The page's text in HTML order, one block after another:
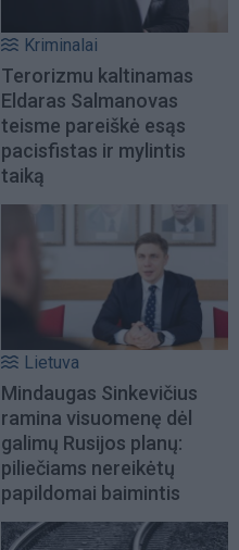
Kriminalai
Terorizmu kaltinamas
Eldaras Salmanovas
teisme pareiškė esąs
pacisfistas ir mylintis
taiką
Lietuva
Mindaugas Sinkevičius
ramina visuomenę dėl
galimų Rusijos planų:
piliečiams nereikėtų
papildomai baimintis